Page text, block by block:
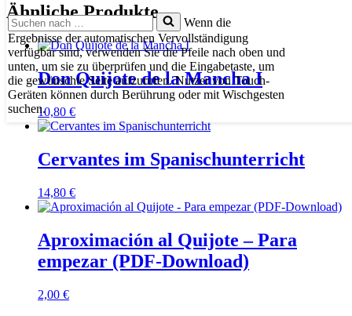
Suchen
nach …
Wenn die
Ergebnisse der automatischen Vervollständigung
verfügbar sind, verwenden Sie die Pfeile nach oben und
unten, um sie zu überprüfen und die Eingabetaste, um
die gewünschte Seite aufzurufen. Nutzer von Touch-
Geräten können durch Berührung oder mit Wischgesten
suchen.
Ähnliche Produkte
Don Quijote de la Mancha I
10,80 €
Cervantes im Spanischunterricht
14,80 €
Aproximación al Quijote – Para
empezar (PDF-Download)
2,00 €